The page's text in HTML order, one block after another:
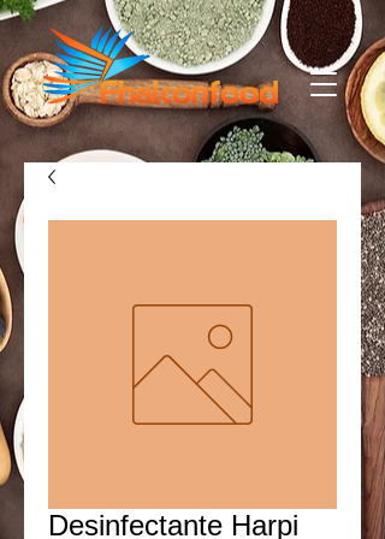
Desinfectante Harpi